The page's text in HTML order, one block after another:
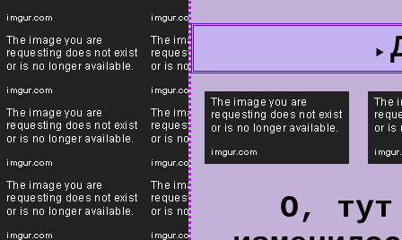
О, тут